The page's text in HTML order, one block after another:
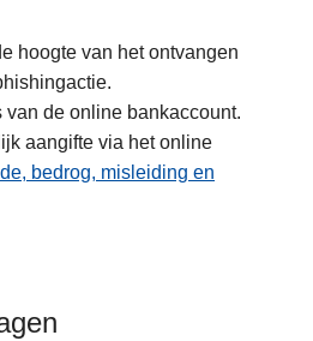
hoogte van het ontvangen
van de online bankaccount.
aangifte via het online
bedrog, misleiding en